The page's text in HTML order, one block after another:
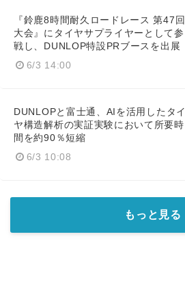
『鈴鹿8時間耐久ロードレース 第47回
大会』にタイヤサプライヤーとして参
戦し、DUNLOP特設PRブースを出展
6/3 14:00
DUNLOPと富士通、AIを活用したタイ
ヤ構造解析の実証実験において所要時
間を約90％短縮
6/3 10:08
もっと見る